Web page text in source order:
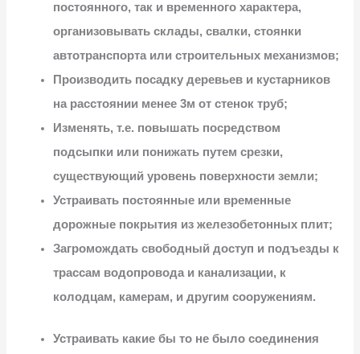
постоянного, так и временного характера,
организовывать склады, свалки, стоянки
автотранспорта или строительных механизмов;
Производить посадку деревьев и кустарников
на расстоянии менее 3м от стенок труб;
Изменять, т.е. повышать посредством
подсыпки или понижать путем срезки,
существующий уровень поверхности земли;
Устраивать постоянные или временные
дорожные покрытия из железобетонных плит;
Загромождать свободный доступ и подъезды к
трассам водопровода и канализации, к
колодцам, камерам, и другим сооружениям.
Устраивать какие бы то не было соединения